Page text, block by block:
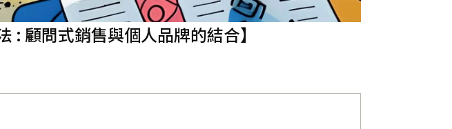
: 顧問式銷售與個人品牌的結合】